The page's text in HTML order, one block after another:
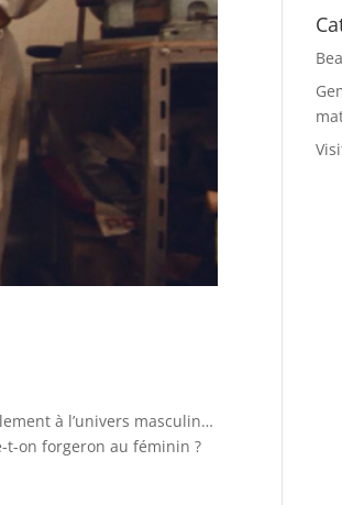
à l’univers masculin…
t-on forgeron au féminin ?